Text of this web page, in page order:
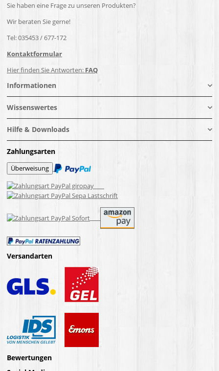
Sie haben eine Frage zu unseren Produkten?
Wir beraten Sie gerne!
Tel: 035453 / 677-172
Kontaktformular
Hier finden Sie Antworten: FAQ
Informationen
Wissenswertes
Hilfe & Downloads
Zahlungsarten
Versandarten
Bewertungen